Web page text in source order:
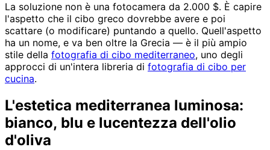
La soluzione non è una fotocamera da 2.000 $. È capire
l'aspetto che il cibo greco dovrebbe avere e poi
scattare (o modificare) puntando a quello. Quell'aspetto
ha un nome, e va ben oltre la Grecia — è il più ampio
stile della fotografia di cibo mediterraneo, uno degli
approcci di un'intera libreria di fotografia di cibo per
cucina.
L'estetica mediterranea luminosa:
bianco, blu e lucentezza dell'olio
d'oliva